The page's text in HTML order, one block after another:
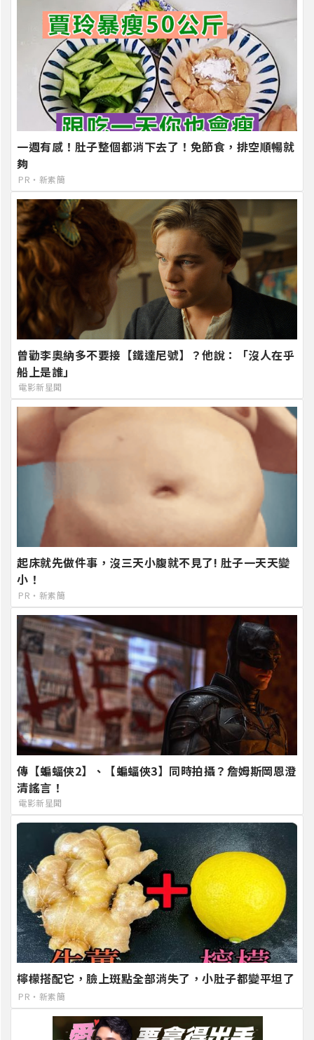
一週有感！肚子整個都消下去了！免節食，排空順暢就
夠
PR・新素簡
曾勸李奧納多不要接【鐵達尼號】？他說：「沒人在乎
船上是誰」
電影新星聞
起床就先做件事，沒三天小腹就不見了! 肚子一天天變
小！
PR・新素簡
傳【蝙蝠俠2】、【蝙蝠俠3】同時拍攝？詹姆斯岡恩澄
清謠言！
電影新星聞
檸檬搭配它，臉上斑點全部消失了，小肚子都變平坦了
PR・新素簡